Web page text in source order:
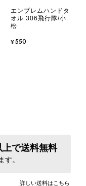
エンブレムハンドタ
オル 306飛行隊/小
松
¥550
で送料無料
す。
詳しい送料はこちら